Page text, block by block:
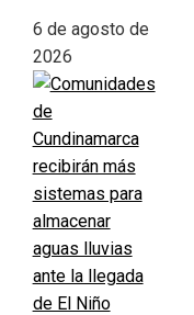
6 de agosto de
2026